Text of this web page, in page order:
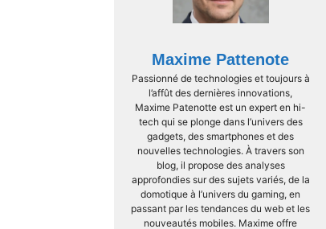
Maxime Pattenote
Passionné de technologies et toujours à
l’affût des dernières innovations,
Maxime Patenotte est un expert en hi-
tech qui se plonge dans l’univers des
gadgets, des smartphones et des
nouvelles technologies. À travers son
blog, il propose des analyses
approfondies sur des sujets variés, de la
domotique à l’univers du gaming, en
passant par les tendances du web et les
nouveautés mobiles. Maxime offre